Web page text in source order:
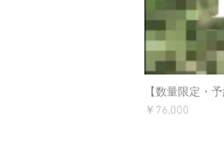
【数量限定・
価格
￥76,000